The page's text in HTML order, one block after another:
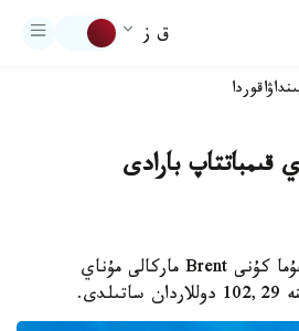
ق ز
اقوردا
قىمباتتاپ بارادى
ىستانبۇل. قازاقپارات - جۇما كۇنى Brent ماركالى مۇناي